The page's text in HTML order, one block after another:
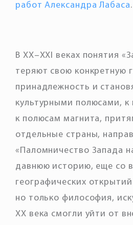
работ Александра Лабаса.
В XX–XXI веках понятия
теряют свою конкретную
принадлежность и
культурными полюсами, к
к полюсам магнита,
отдельные страны,
«Паломничество Запада
давнюю историю, еще со
географических открытий
но только философия,
XX века смогли уйти от